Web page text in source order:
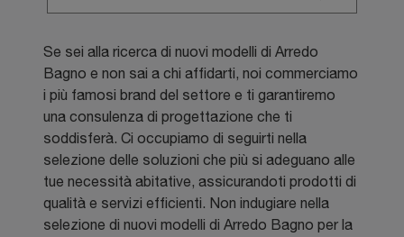
Se sei alla ricerca di nuovi modelli di Arredo
Bagno e non sai a chi affidarti, noi commerciamo
i più famosi brand del settore e ti garantiremo
una consulenza di progettazione che ti
soddisferà. Ci occupiamo di seguirti nella
selezione delle soluzioni che più si adeguano alle
tue necessità abitative, assicurandoti prodotti di
qualità e servizi efficienti. Non indugiare nella
selezione di nuovi modelli di Arredo Bagno per la